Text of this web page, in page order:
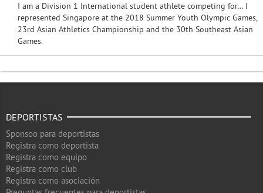
I am a Division 1 International student athlete competing for… I
represented Singapore at the 2018 Summer Youth Olympic Games,
23rd Asian Athletics Championship and the 30th Southeast Asian
Games.
DEPORTISTAS
Sponsoo para deportistas
Registra como deportista
Registra como equipo
Registra como club
Registra como asociación